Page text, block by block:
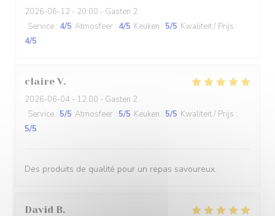
2026-06-12 - 20:00 - Gasten 2
Service : 4/5 Atmosfeer : 4/5 Keuken : 5/5 Kwaliteit / Prijs :
4/5
claire V
2026-06-04 - 12:00 - Gasten 2
Service : 5/5 Atmosfeer : 5/5 Keuken : 5/5 Kwaliteit / Prijs :
5/5
Des produits de qualité pour un repas savoureux.
David B